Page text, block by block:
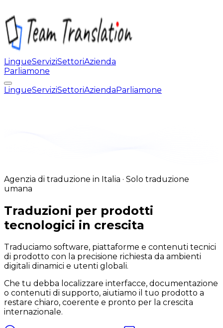
LingueServiziSettoriAzienda
Parliamone
LingueServiziSettoriAziendaParliamone
Agenzia di traduzione in Italia · Solo traduzione
umana
Traduzioni per prodotti
tecnologici in crescita
Traduciamo software, piattaforme e contenuti tecnici
di prodotto con la precisione richiesta da ambienti
digitali dinamici e utenti globali.
Che tu debba localizzare interfacce, documentazione
o contenuti di supporto, aiutiamo il tuo prodotto a
restare chiaro, coerente e pronto per la crescita
internazionale.